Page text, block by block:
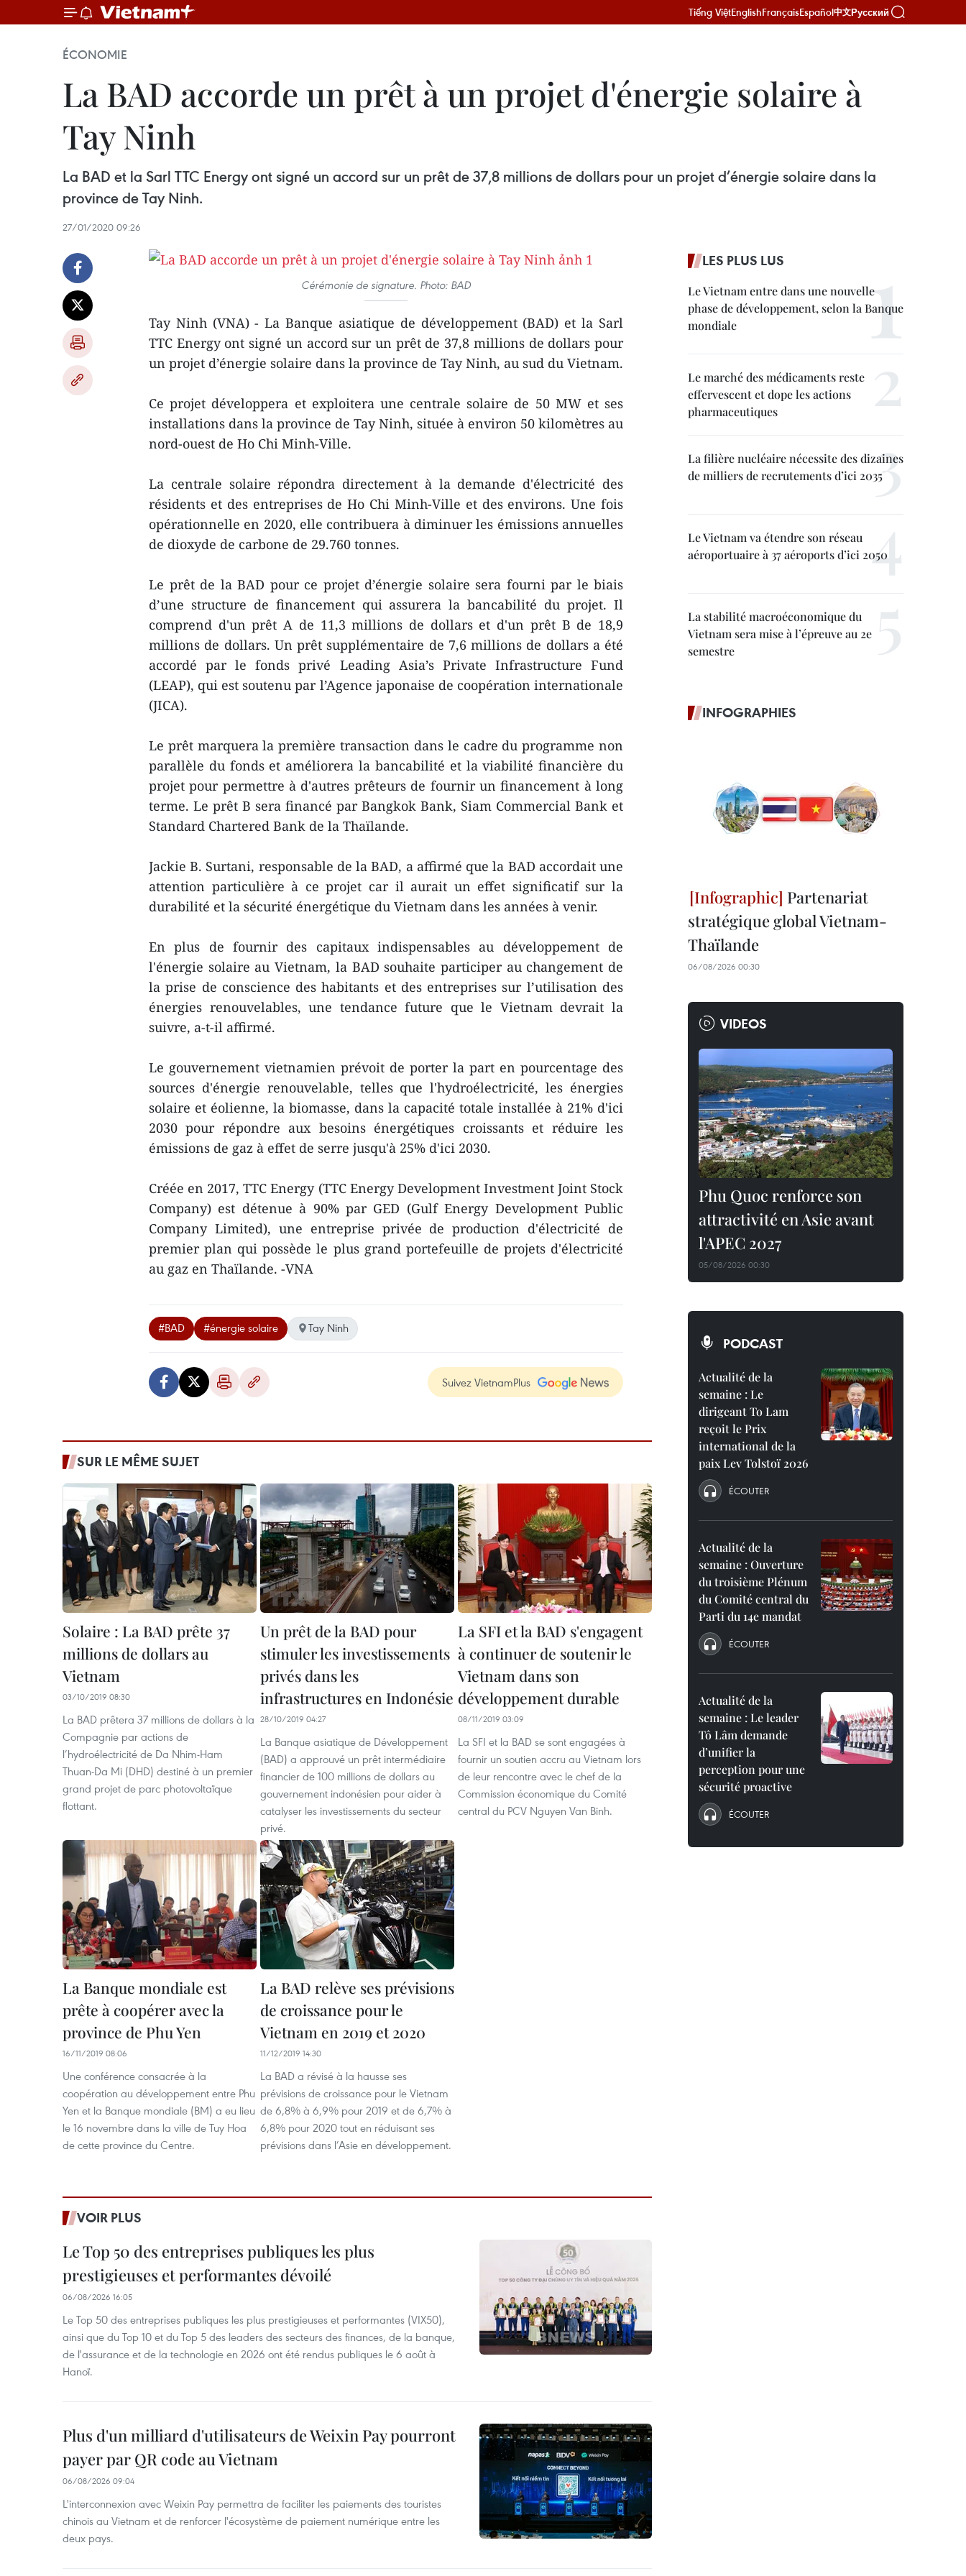
Tiếng ViệtEnglishFrançaisEspañol中文Русский
ÉCONOMIE
La BAD accorde un prêt à un projet d'énergie solaire à
Tay Ninh
La BAD et la Sarl TTC Energy ont signé un accord sur un prêt de 37,8 millions de dollars pour un projet d’énergie solaire dans la
province de Tay Ninh.
27/01/2020 09:26
Cérémonie de signature. Photo: BAD
Tay Ninh (VNA) - La Banque asiatique de développement (BAD) et la Sarl
TTC Energy ont signé un accord sur un prêt de 37,8 millions de dollars pour
un projet d’énergie solaire dans la province de Tay Ninh, au sud du Vietnam.
Ce projet développera et exploitera une centrale solaire de 50 MW et ses
installations dans la province de Tay Ninh, située à environ 50 kilomètres au
nord-ouest de Ho Chi Minh-Ville.
La centrale solaire répondra directement à la demande d'électricité des
résidents et des entreprises de Ho Chi Minh-Ville et des environs. Une fois
opérationnelle en 2020, elle contribuera à diminuer les émissions annuelles
de dioxyde de carbone de 29.760 tonnes.
Le prêt de la BAD pour ce projet d’énergie solaire sera fourni par le biais
d’une structure de financement qui assurera la bancabilité du projet. Il
comprend d'un prêt A de 11,3 millions de dollars et d'un prêt B de 18,9
millions de dollars. Un prêt supplémentaire de 7,6 millions de dollars a été
accordé par le fonds privé Leading Asia’s Private Infrastructure Fund
(LEAP), qui est soutenu par l’Agence japonaise de coopération internationale
(JICA).
Le prêt marquera la première transaction dans le cadre du programme non
parallèle du fonds et améliorera la bancabilité et la viabilité financière du
projet pour permettre à d'autres prêteurs de fournir un financement à long
terme. Le prêt B sera financé par Bangkok Bank, Siam Commercial Bank et
Standard Chartered Bank de la Thaïlande.
Jackie B. Surtani, responsable de la BAD, a affirmé que la BAD accordait une
attention particulière à ce projet car il aurait un effet significatif sur la
durabilité et la sécurité énergétique du Vietnam dans les années à venir.
En plus de fournir des capitaux indispensables au développement de
l'énergie solaire au Vietnam, la BAD souhaite participer au changement de
la prise de conscience des habitants et des entreprises sur l’utilisation des
énergies renouvelables, une tendance future que le Vietnam devrait la
suivre, a-t-il affirmé.
Le gouvernement vietnamien prévoit de porter la part en pourcentage des
sources d'énergie renouvelable, telles que l'hydroélectricité, les énergies
solaire et éolienne, la biomasse, dans la capacité totale installée à 21% d'ici
2030 pour répondre aux besoins énergétiques croissants et réduire les
émissions de gaz à effet de serre jusqu'à 25% d'ici 2030.
Créée en 2017, TTC Energy (TTC Energy Development Investment Joint Stock
Company) est détenue à 90% par GED (Gulf Energy Development Public
Company Limited), une entreprise privée de production d'électricité de
premier plan qui possède le plus grand portefeuille de projets d'électricité
au gaz en Thaïlande. -VNA
#BAD #énergie solaire Tay Ninh
Suivez VietnamPlus
SUR LE MÊME SUJET
Solaire : La BAD prête 37
millions de dollars au
Vietnam
03/10/2019 08:30
La BAD prêtera 37 millions de dollars à la
Compagnie par actions de
l’hydroélectricité de Da Nhim-Ham
Thuan-Da Mi (DHD) destiné à un premier
grand projet de parc photovoltaïque
flottant.
Un prêt de la BAD pour
stimuler les investissements
privés dans les
infrastructures en Indonésie
28/10/2019 04:27
La Banque asiatique de Développement
(BAD) a approuvé un prêt intermédiaire
financier de 100 millions de dollars au
gouvernement indonésien pour aider à
catalyser les investissements du secteur
privé.
La SFI et la BAD s'engagent
à continuer de soutenir le
Vietnam dans son
développement durable
08/11/2019 03:09
La SFI et la BAD se sont engagées à
fournir un soutien accru au Vietnam lors
de leur rencontre avec le chef de la
Commission économique du Comité
central du PCV Nguyen Van Binh.
La Banque mondiale est
prête à coopérer avec la
province de Phu Yen
16/11/2019 08:06
Une conférence consacrée à la
coopération au développement entre Phu
Yen et la Banque mondiale (BM) a eu lieu
le 16 novembre dans la ville de Tuy Hoa
de cette province du Centre.
La BAD relève ses prévisions
de croissance pour le
Vietnam en 2019 et 2020
11/12/2019 14:30
La BAD a révisé à la hausse ses
prévisions de croissance pour le Vietnam
de 6,8% à 6,9% pour 2019 et de 6,7% à
6,8% pour 2020 tout en réduisant ses
prévisions dans l’Asie en développement.
VOIR PLUS
Le Top 50 des entreprises publiques les plus
prestigieuses et performantes dévoilé
06/08/2026 16:05
Le Top 50 des entreprises publiques les plus prestigieuses et performantes (VIX50),
ainsi que du Top 10 et du Top 5 des leaders des secteurs des finances, de la banque,
de l'assurance et de la technologie en 2026 ont été rendus publiques le 6 août à
Hanoï.
Plus d'un milliard d'utilisateurs de Weixin Pay pourront
payer par QR code au Vietnam
06/08/2026 09:04
L'interconnexion avec Weixin Pay permettra de faciliter les paiements des touristes
chinois au Vietnam et de renforcer l'écosystème de paiement numérique entre les
deux pays.
LES PLUS LUS
Le Vietnam entre dans une nouvelle
phase de développement, selon la Banque
mondiale
Le marché des médicaments reste
effervescent et dope les actions
pharmaceutiques
La filière nucléaire nécessite des dizaines
de milliers de recrutements d’ici 2035
Le Vietnam va étendre son réseau
aéroportuaire à 37 aéroports d’ici 2050
La stabilité macroéconomique du
Vietnam sera mise à l’épreuve au 2e
semestre
INFOGRAPHIES
Partenariat
stratégique global Vietnam-
Thaïlande
06/08/2026 00:30
VIDEOS
Phu Quoc renforce son
attractivité en Asie avant
l'APEC 2027
05/08/2026 00:30
PODCAST
Actualité de la
semaine : Le
dirigeant To Lam
reçoit le Prix
international de la
paix Lev Tolstoï 2026
ÉCOUTER
Actualité de la
semaine : Ouverture
du troisième Plénum
du Comité central du
Parti du 14e mandat
ÉCOUTER
Actualité de la
semaine : Le leader
Tô Lâm demande
d’unifier la
perception pour une
sécurité proactive
ÉCOUTER